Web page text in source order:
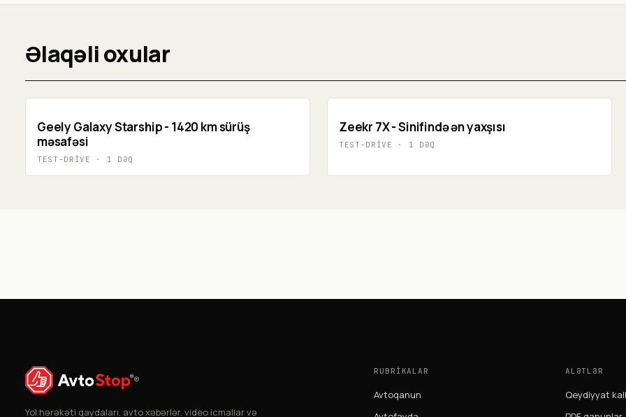
Əlaqəli oxular
Geely Galaxy Starship - 1420 km sürüş
məsafəsi
TEST-DRIVE · 1 DƏQ
Zeekr 7X - Sinifində ən yaxşısı
TEST-DRIVE · 1 DƏQ
®
Yol hərəkəti qaydaları, avto xəbərlər, video icmallar və
RUBRIKALAR
Avtoqanun
ALƏTLƏR
Qeydiyyat